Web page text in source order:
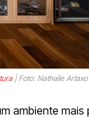
| Foto: Nathalie Artaxo
ambiente mais